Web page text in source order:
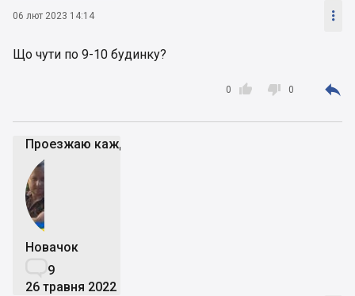
06 лют 2023 14:14 
Що чути по 9-10 будинку?

0  0 
Проезжаю каждый день возле стройки - пока вроде
Новачок
9
26 травня 2022